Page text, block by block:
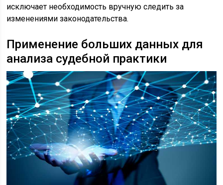
исключает необходимость вручную следить за
изменениями законодательства.
Применение больших данных для
анализа судебной практики